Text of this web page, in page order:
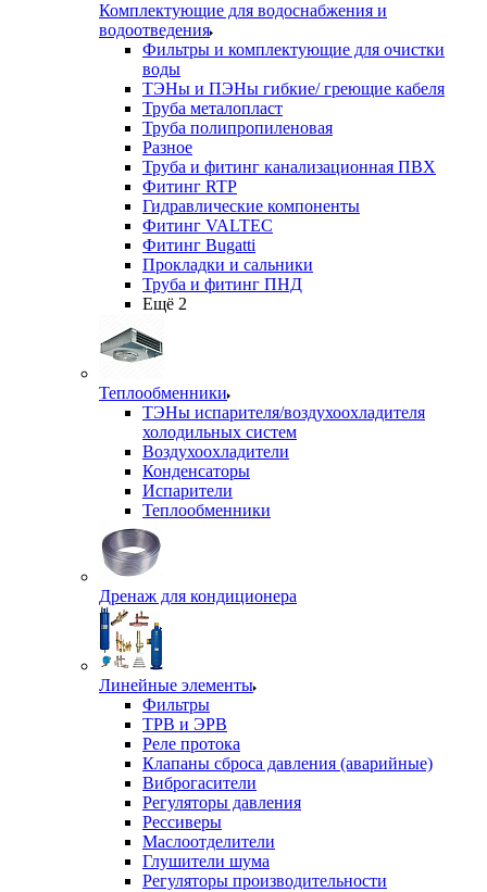
Комплектующие для водоснабжения и
водоотведения
Фильтры и комплектующие для очистки
воды
ТЭНы и ПЭНы гибкие/ греющие кабеля
Труба металопласт
Труба полипропиленовая
Разное
Труба и фитинг канализационная ПВХ
Фитинг RTP
Гидравлические компоненты
Фитинг VALTEC
Фитинг Bugatti
Прокладки и сальники
Труба и фитинг ПНД
Ещё 2
Теплообменники
ТЭНы испарителя/воздухоохладителя
холодильных систем
Воздухоохладители
Конденсаторы
Испарители
Теплообменники
Дренаж для кондиционера
Линейные элементы
Фильтры
ТРВ и ЭРВ
Реле протока
Клапаны сброса давления (аварийные)
Виброгасители
Регуляторы давления
Рессиверы
Маслоотделители
Глушители шума
Регуляторы производительности